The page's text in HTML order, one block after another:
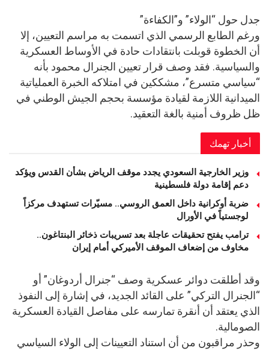
جدل حول “الولاء” و”الكفاءة”
ورغم الطابع الرسمي الذي اتسمت به مراسم التعيين، إلا
أن الخطوة قوبلت بانتقادات حادة في الأوساط العسكرية
والسياسية. فقد وصف قرار تعيين الجنرال محمود بأنه
“سياسي متسرع”، مشككين في امتلاكه الخبرة العملياتية
الميدانية اللازمة لقيادة مؤسسة بحجم الجيش الوطني في
ظل ظروف أمنية بالغة التعقيد.
أخبار تهمك
وزير الخارجية السعودي يجدد موقف الرياض بشأن القدس ويؤكد
دعم إقامة دولة فلسطينية
ضربة أوكرانية داخل العمق الروسي.. مسيّرات تستهدف مركزاً
لوجستياً في الأورال
ترامب يفتح تحقيقات عاجلة بعد تسريبات ذخائر البنتاغون..
مخاوف من إضعاف الموقف الأميركي أمام إيران
وقد أطلقت دوائر عسكرية وصف “جنرال أردوغان” أو
“الجنرال التركي” على القائد الجديد، في إشارة إلى النفوذ
الذي يعتقد أن أنقرة تمارسه على مفاصل القيادة العسكرية
الصومالية.
وحذر مراقبون من أن استناد التعيينات إلى الولاء السياسي